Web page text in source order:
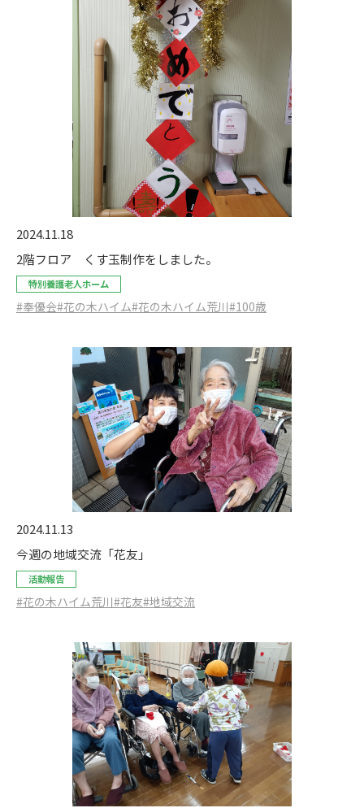
2024.11.18
2階フロア くす玉制作をしました。
特別養護老人ホーム
#奉優会#花の木ハイム#花の木ハイム荒川#100歳
2024.11.13
今週の地域交流「花友」
活動報告
#花の木ハイム荒川#花友#地域交流